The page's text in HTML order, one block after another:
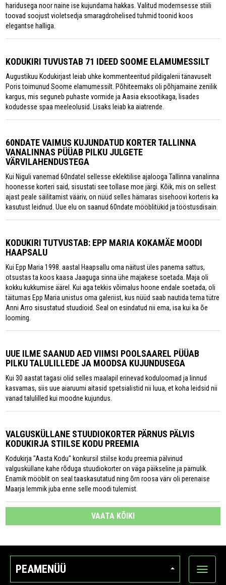
haridusega noor naine ise kujundama hakkas. Valitud modernsesse stiili
toovad soojust violetsedja smaragdrohelised tuhmid toonid koos
elegantse halliga.
KODUKIRI TUVUSTAB 71 IDEED SOOME ELAMUMESSILT
Augustikuu Kodukirjast leiab uhke kommenteeritud pildigalerii tänavuselt
Poris toimunud Soome elamumessilt. Põhiteemaks oli põhjamaine zenilik
kargus, mis seguneb puhaste vormide ja Aasia eksootikaga, lisades
kodudesse spaa meeleolusid. Lisaks leiab ka aiatrende.
60NDATE VAIMUS KUJUNDATUD KORTER TALLINNA
VANALINNAS PÜÜAB PILKU JULGETE
VÄRVILAHENDUSTEGA
Kui Niguli vanemad 60ndatel sellesse eklektilise ajalooga Tallinna vanalinna
hoonesse korteri said, sisustati see tollase moe järgi. Kõik, mis on sellest
ajast peale säilitamist vääriv, on nüüd selles hämaras sisehoovi korteris ka
kasutust leidnud. Uue elu on saanud 60ndate mööblitükid ja tööstusdisain.
KODUKIRI TUTVUSTAB: EPP MARIA KOKAMÄE MOODI
HAAPSALU
Kui Epp Maria 1998. aastal Haapsallu oma näitust üles panema sattus,
otsustas ta koos kaasa Jaaguga sinna ühe majakese soetada. Maja oli
kokku kukkumise äärel. Kui aga tekkis võimalus hoone endale soetada, oli
täitumas Epp Maria unistus oma galeriist, kus nüüd saab nautida tema tütre
Anni Arro sisustatud stuudioid. Seal on esindatud nii ema, isa kui ka õe
looming.
UUE ILME SAANUD AED VIIMSI POOLSAAREL PÜÜAB
PILKU TALULILLEDE JA MOODSA KUJUNDUSEGA
Kui 30 aastat tagasi olid selles maalapil erinevad koduloomad ja linnud
kasvamas, siis uue aiaruumi aitasid spetsialistid nii luua, et koha leidsid nii
vanad talulilled kui moodne kujundus.
VALGUSKÜLLANE STUUDIOKORTER PÄRNUS PÄLVIS
KODUKIRJA STIILSE KODU PREEMIA
Kodukirja "Aasta Kodu" konkursil stiilse kodu preemia pälvinud
valgusküllane kahe rõduga stuudiokorter on väga päikseline ja pärnulik.
Enamik mööblit on seal taaskasutatud ning õrn roosa värv oli perenaise
Maarja lemmik juba enne selle moodi tulemist.
VAATA KÕIKI
PEAMENÜÜ
Ava